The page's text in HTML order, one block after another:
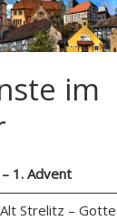
im
1. Advent
Strelitz –